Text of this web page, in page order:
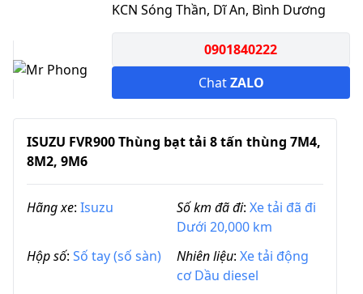
KCN Sóng Thần, Dĩ An, Bình Dương
0901840222
ChatZALO
ISUZU FVR900 Thùng bạt tải 8 tấn thùng 7M4,
8M2, 9M6
Hãng xe: Isuzu Số km đã đi: Xe tải đã đi
Dưới 20,000 km
Hộp số: Số tay (số sàn) Nhiên liệu: Xe tải động
cơ Dầu diesel